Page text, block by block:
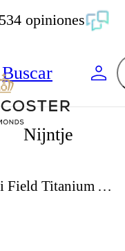
534 opiniones
Buscar
Nijntje